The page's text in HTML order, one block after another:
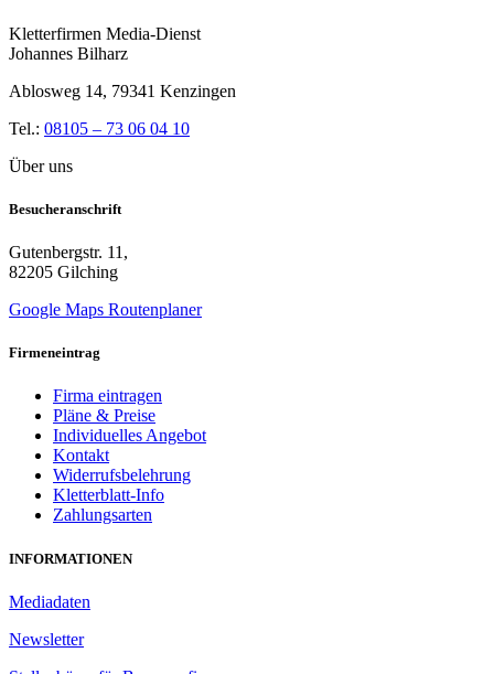
Kletterfirmen Media-Dienst
Johannes Bilharz
Ablosweg 14, 79341 Kenzingen
Tel.: 08105 – 73 06 04 10
Über uns
Besucheranschrift
Gutenbergstr. 11,
82205 Gilching
Google Maps Routenplaner
Firmeneintrag
Firma eintragen
Pläne & Preise
Individuelles Angebot
Kontakt
Widerrufsbelehrung
Kletterblatt-Info
Zahlungsarten
INFORMATIONEN
Mediadaten
Newsletter